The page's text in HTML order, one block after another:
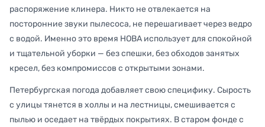
распоряжение клинера. Никто не отвлекается на
посторонние звуки пылесоса, не перешагивает через ведро
с водой. Именно это время НОВА использует для спокойной
и тщательной уборки — без спешки, без обходов занятых
кресел, без компромиссов с открытыми зонами.
Петербургская погода добавляет свою специфику. Сырость
с улицы тянется в холлы и на лестницы, смешивается с
пылью и оседает на твёрдых покрытиях. В старом фонде с